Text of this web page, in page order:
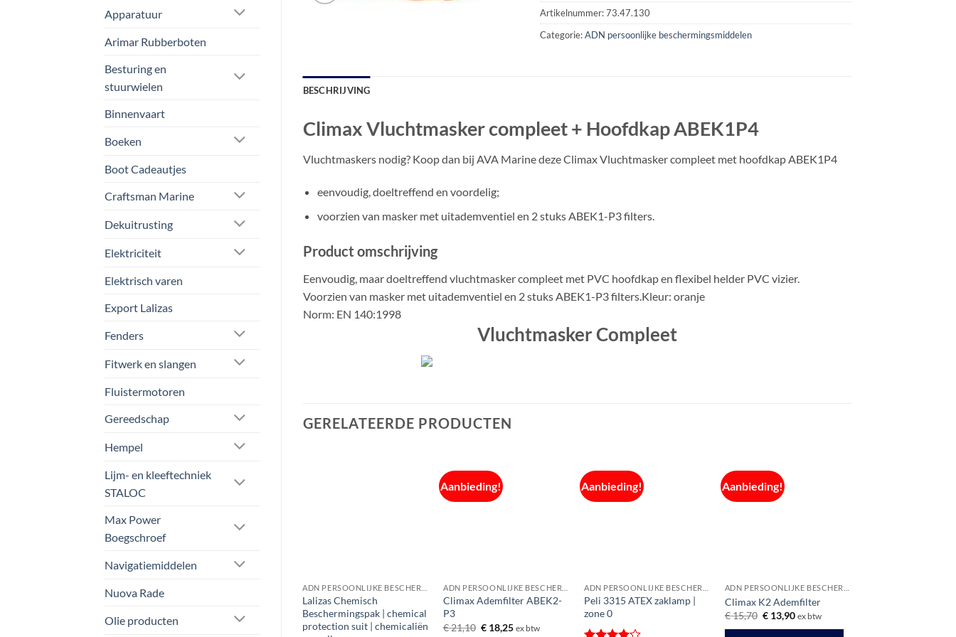
Apparatuur
Arimar Rubberboten
Besturing en
stuurwielen
Binnenvaart
Boeken
Boot Cadeautjes
Craftsman Marine
Dekuitrusting
Elektriciteit
Elektrisch varen
Export Lalizas
Fenders
Fitwerk en slangen
Fluistermotoren
Gereedschap
Hempel
Lijm- en kleeftechniek
STALOC
Max Power
Boegschroef
Navigatiemiddelen
Nuova Rade
Olie producten
Artikelnummer:73.47.130
Categorie:ADN persoonlijke beschermingsmiddelen
BESCHRIJVING
Climax Vluchtmasker compleet + Hoofdkap ABEK1P4
Vluchtmaskers nodig? Koop dan bij AVA Marine deze Climax Vluchtmasker compleet met hoofdkap ABEK1P4
eenvoudig, doeltreffend en voordelig;
voorzien van masker met uitademventiel en 2 stuks ABEK1-P3 filters.
Product omschrijving
Eenvoudig, maar doeltreffend vluchtmasker compleet met PVC hoofdkap en flexibel helder PVC vizier.
Voorzien van masker met uitademventiel en 2 stuks ABEK1-P3 filters.Kleur: oranje
Norm: EN 140:1998
Vluchtmasker Compleet
GERELATEERDE PRODUCTEN
Lalizas Chemisch
Beschermingspak | chemical
protection suit | chemicaliën
Aanbieding!
Climax Ademfilter ABEK2-
P3
€21,10 Oorspronkelijke
€ 18,25Huidige
ex btw
Aanbieding!
Peli 3315 ATEX zaklamp |
zone 0
Aanbieding!
Climax K2 Ademfilter
€15,70 Oorspronkelijke
prijs
€ 13,90Huidige
ex btw
ADN PERSOONLIJKE BESCHERMINGSMIDDELEN
Lalizas ATEX Veiligheids
€
Oorspronkelijke
Huidige
prijs
ex btw